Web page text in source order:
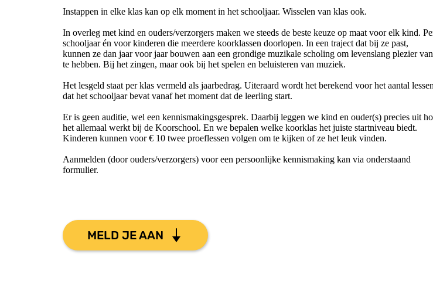
Instappen in elke klas kan op elk moment in het schooljaar. Wisselen van klas ook.
In overleg met kind en ouders/verzorgers maken we steeds de beste keuze op maat voor elk kind.
schooljaar én voor kinderen die meerdere koorklassen doorlopen. In een traject dat bij ze past,
kunnen ze dan jaar voor jaar bouwen aan een grondige muzikale scholing om levenslang plezier van
te hebben. Bij het zingen, maar ook bij het spelen en beluisteren van muziek.
Het lesgeld staat per klas vermeld als jaarbedrag. Uiteraard wordt het berekend voor het aantal lessen
dat het schooljaar bevat vanaf het moment dat de leerling start.
Er is geen auditie, wel een kennismakingsgesprek. Daarbij leggen we kind en ouder(s) precies uit
het allemaal werkt bij de Koorschool. En we bepalen welke koorklas het juiste startniveau biedt.
Kinderen kunnen voor € 10 twee proeflessen volgen om te kijken of ze het leuk vinden.
Aanmelden (door ouders/verzorgers) voor een persoonlijke kennismaking kan via onderstaand
formulier.
MELD JE AAN